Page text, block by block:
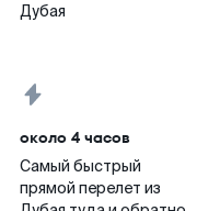
Дубая
около 4 часов
Самый быстрый
прямой перелет из